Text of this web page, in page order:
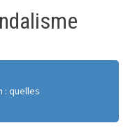
: quelles